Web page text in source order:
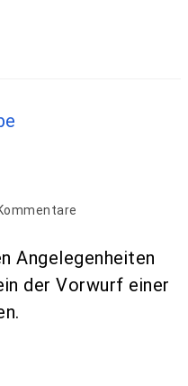
Angelegenheiten
der Vorwurf einer